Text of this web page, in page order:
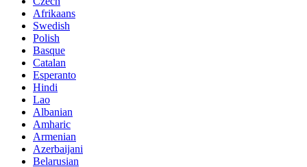
Afrikaans
Swedish
Polish
Basque
Catalan
Esperanto
Hindi
Lao
Albanian
Amharic
Armenian
Azerbaijani
Belarusian